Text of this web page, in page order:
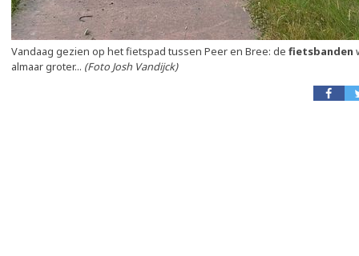
Vandaag gezien op het fietspad tussen Peer en Bree: de fietsbanden
almaar groter... (Foto Josh Vandijck)